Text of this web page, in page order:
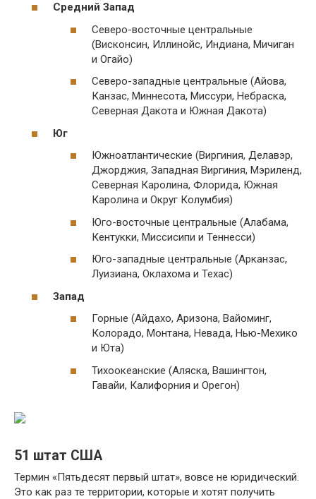
Средний Запад
Северо-восточные центральные
(Висконсин, Иллинойс, Индиана, Мичиган
и Огайо)
Северо-западные центральные (Айова,
Канзас, Миннесота, Миссури, Небраска,
Северная Дакота и Южная Дакота)
Юг
Южноатлантические (Виргиния, Делавэр,
Джорджия, Западная Виргиния, Мэриленд,
Северная Каролина, Флорида, Южная
Каролина и Округ Колумбия)
Юго-восточные центральные (Алабама,
Кентукки, Миссисипи и Теннесси)
Юго-западные центральные (Арканзас,
Луизиана, Оклахома и Техас)
Запад
Горные (Айдахо, Аризона, Вайоминг,
Колорадо, Монтана, Невада, Нью-Мехико
и Юта)
Тихоокеанские (Аляска, Вашингтон,
Гавайи, Калифорния и Орегон)
51 штат США
Термин «Пятьдесят первый штат», вовсе не юридический.
Это как раз те территории, которые и хотят получить